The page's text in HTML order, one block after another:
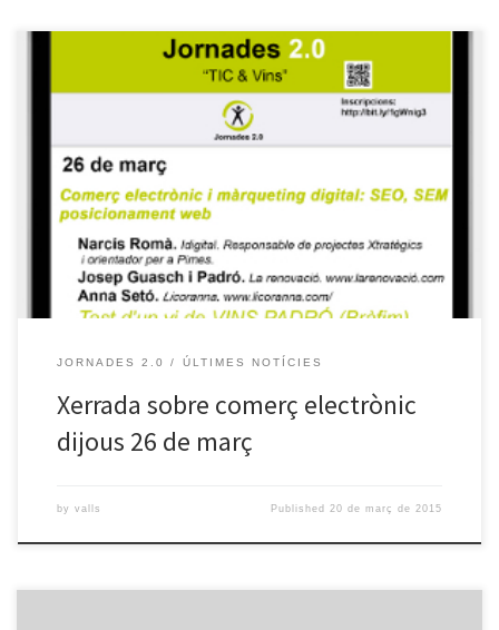
El proper dijous 26 de març en horari especial per a comerciants,
a les 20.30 h tenim la 2a xerrada del cicle de Jornades 2.0 2015
TIC & Vins. La xerrada estarà enfocada al comerç electrònic i les
seves característiques, així com gestionar la web per a millorar el
seu […]
JORNADES 2.0 ÚLTIMES NOTÍCIES
Xerrada sobre comerç electrònic
dijous 26 de març
by valls Published 20 de març de 2015